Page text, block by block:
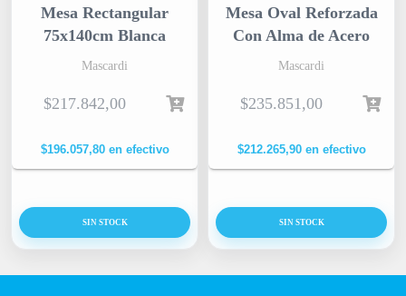
Mesa Rectangular
75x140cm Blanca
Mascardi
$217.842,00
$196.057,80en efectivo
SIN STOCK
Mesa Oval Reforzada
Con Alma de Acero
Mascardi
$235.851,00
$212.265,90en efectivo
SIN STOCK